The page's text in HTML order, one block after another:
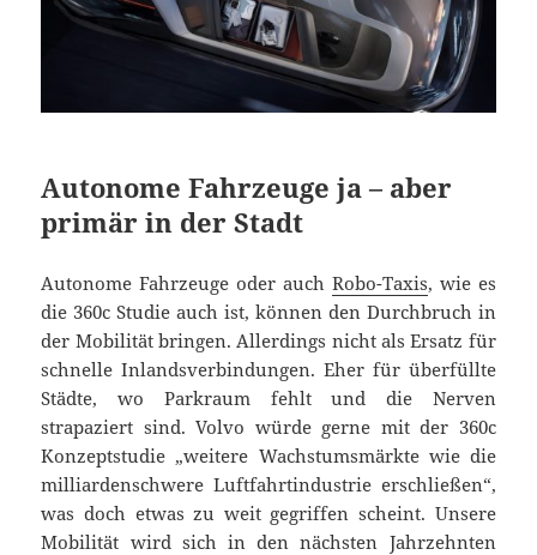
Autonome Fahrzeuge ja – aber
primär in der Stadt
Autonome Fahrzeuge oder auch Robo-Taxis, wie es
die 360c Studie auch ist, können den Durchbruch in
der Mobilität bringen. Allerdings nicht als Ersatz für
schnelle Inlandsverbindungen. Eher für überfüllte
Städte, wo Parkraum fehlt und die Nerven
strapaziert sind. Volvo würde gerne mit der 360c
Konzeptstudie „weitere Wachstumsmärkte wie die
milliardenschwere Luftfahrtindustrie erschließen“,
was doch etwas zu weit gegriffen scheint. Unsere
Mobilität wird sich in den nächsten Jahrzehnten